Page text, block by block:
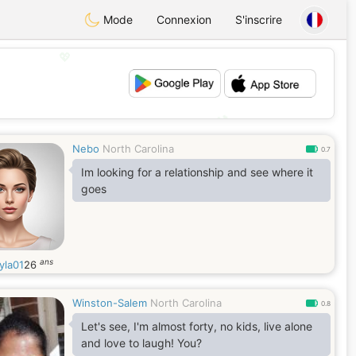
Mode Connexion S'inscrire
Nebo North Carolina 0.7
Im looking for a relationship and see where it
goes
26 ans
Winston-Salem North Carolina 0.8
Let's see, I'm almost forty, no kids, live alone
and love to laugh! You?